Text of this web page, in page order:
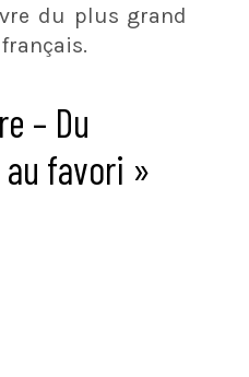
du plus grand
– Du
favori »